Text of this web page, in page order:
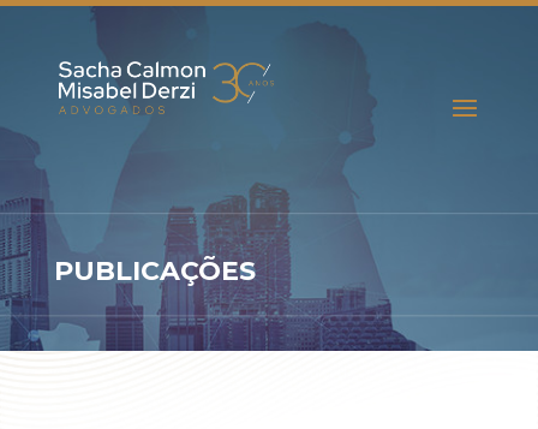
PUBLICAÇÕES